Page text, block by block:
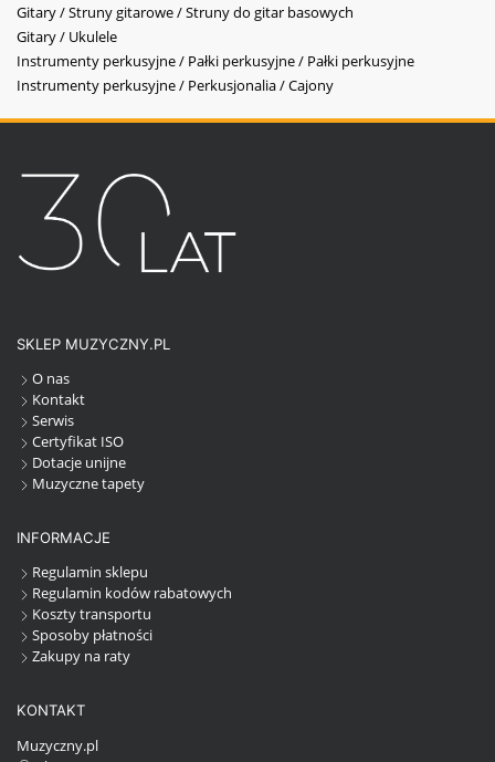
Gitary / Struny gitarowe / Struny do gitar basowych
Gitary / Ukulele
Instrumenty perkusyjne / Pałki perkusyjne / Pałki perkusyjne
Instrumenty perkusyjne / Perkusjonalia / Cajony
SKLEP MUZYCZNY.PL
O nas
Kontakt
Serwis
Certyfikat ISO
Dotacje unijne
Muzyczne tapety
INFORMACJE
Regulamin sklepu
Regulamin kodów rabatowych
Koszty transportu
Sposoby płatności
Zakupy na raty
KONTAKT
Muzyczny.pl